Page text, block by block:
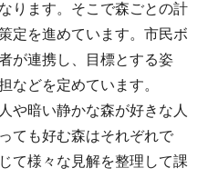
ります。そこで森ごとの計
定を進めています。市民ボ
が連携し、目標とする姿
などを定めています。
や暗い静かな森が好きな人
ても好む森はそれぞれで
て様々な見解を整理して課